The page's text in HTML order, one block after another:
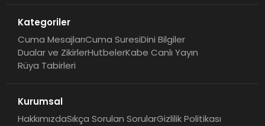
Kategoriler
Cuma MesajlarıCuma SuresiDini Bilgiler
Dualar ve ZikirlerHutbelerKabe Canlı Yayın
Rüya Tabirleri
Kurumsal
HakkımızdaSıkça Sorulan SorularGizlilik Politikası